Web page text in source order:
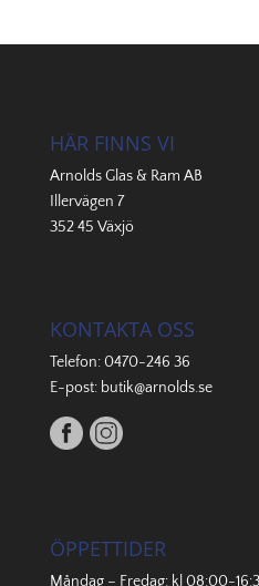
HÄR FINNS VI
Arnolds Glas & Ram AB
Illervägen 7
352 45 Växjö
KONTAKTA OSS
Telefon:0470-246 36
E-post: butik@arnolds.se
ÖPPETTIDER
Måndag – Fredag: kl 08:00-